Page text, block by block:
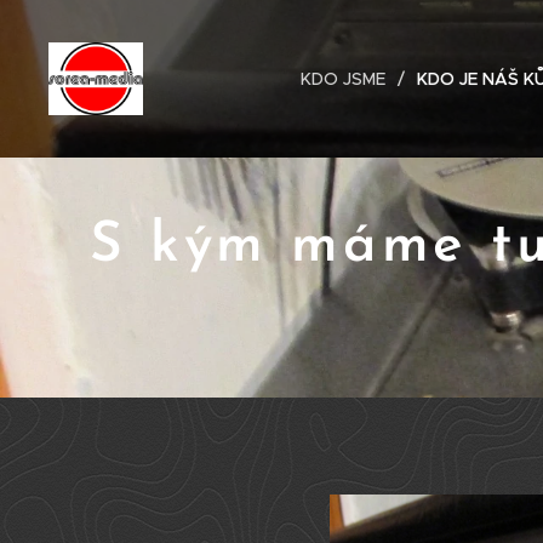
KDO JSME KDO JE NÁŠ
S kým máme